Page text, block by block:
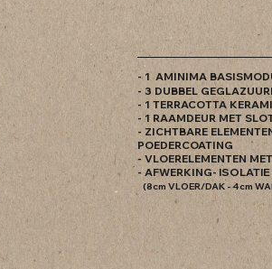
- 1 AMINIMA
- 3 DUBBEL
- 1 TERRACOTTA
- 1 RAAMDEUR MET
- ZICHTBARE
POEDERCOATING
- VLOERELEMENTEN
- AFWERKING-
(8cm VLOER/DAK - 4cm